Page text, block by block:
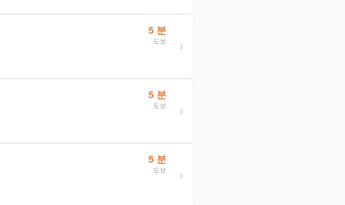
5 분
도보
5 분
도보
5 분
도보